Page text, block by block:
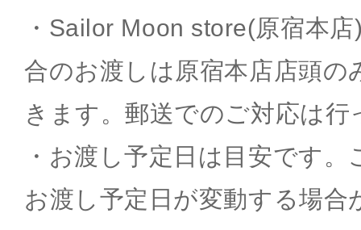
・Sailor Moon store(原宿本
合のお渡しは原宿本店店頭の
きます。郵送でのご対応は
・お渡し予定日は目安です
お渡し予定日が変動する場合